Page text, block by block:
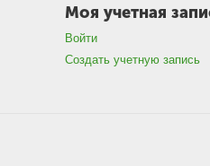
Моя учетная
Войти
Создать учетную запись